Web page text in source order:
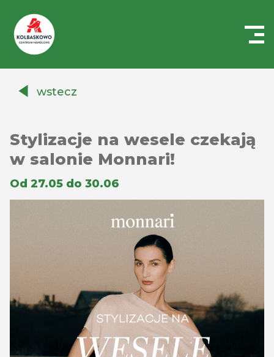
Auchanwstecz
Stylizacje na wesele czekają
w salonie Monnari!
Od 27.05 do 30.06